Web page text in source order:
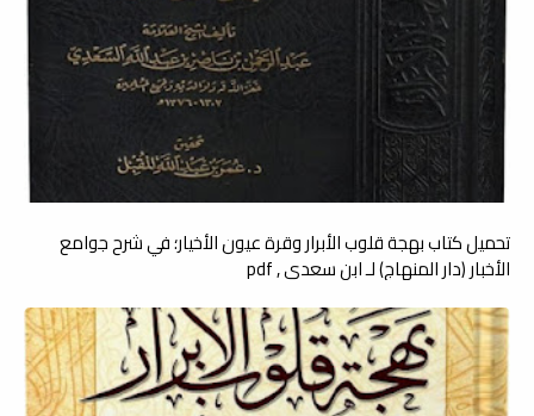
تحميل كتاب بهجة قلوب الأبرار وقرة عيون الأخيار؛ في شرح جوامع
الأخبار (دار المنهاج) لـ ابن سعدي , pdf